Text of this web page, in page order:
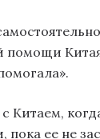
помощи
Китаем,
ее не